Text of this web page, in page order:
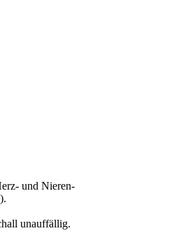
und Nieren-
unauffällig.